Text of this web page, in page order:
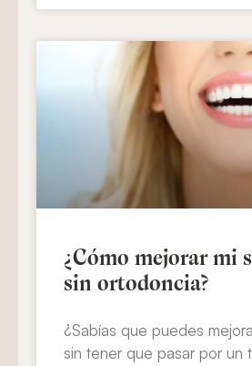
¿Cómo mejorar mi
sin ortodoncia?
¿Sabías que puedes
sin tener que pasar por un